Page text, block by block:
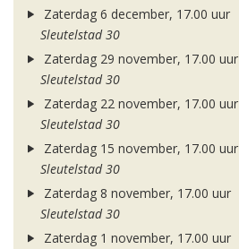
Zaterdag 6 december, 17.00 uur
Sleutelstad 30
Zaterdag 29 november, 17.00 uur
Sleutelstad 30
Zaterdag 22 november, 17.00 uur
Sleutelstad 30
Zaterdag 15 november, 17.00 uur
Sleutelstad 30
Zaterdag 8 november, 17.00 uur
Sleutelstad 30
Zaterdag 1 november, 17.00 uur